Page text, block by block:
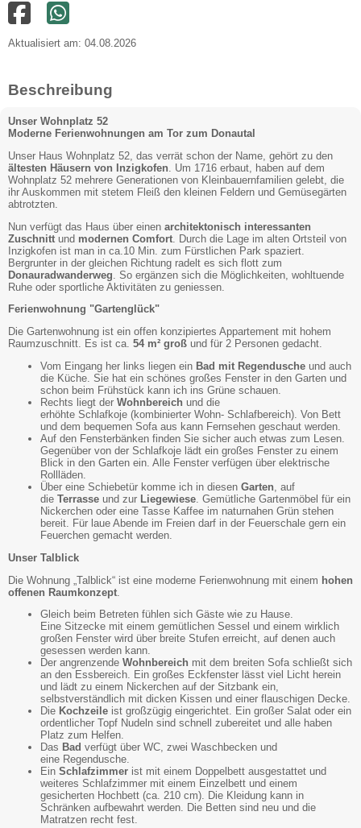
Aktualisiert am: 04.08.2026
Beschreibung
Unser Wohnplatz 52
Moderne Ferienwohnungen am Tor zum Donautal
Unser Haus Wohnplatz 52, das verrät schon der Name, gehört zu den
ältesten Häusern von Inzigkofen . Um 1716 erbaut, haben auf dem
Wohnplatz 52 mehrere Generationen von Kleinbauernfamilien gelebt, die
ihr Auskommen mit stetem Fleiß den kleinen Feldern und Gemüsegärten
abtrotzten.
Nun verfügt das Haus über einen architektonisch interessanten
Zuschnitt und modernen Comfort . Durch die Lage im alten Ortsteil von
Inzigkofen ist man in ca.10 Min. zum Fürstlichen Park spaziert.
Bergrunter in der gleichen Richtung radelt es sich flott zum
Donauradwanderweg . So ergänzen sich die Möglichkeiten, wohltuende
Ruhe oder sportliche Aktivitäten zu geniessen.
Ferienwohnung "Gartenglück"
Die Gartenwohnung ist ein offen konzipiertes Appartement mit hohem
Raumzuschnitt. Es ist ca. 54 m² groß und für 2 Personen gedacht.
Vom Eingang her links liegen ein Bad mit Regendusche und auch
die Küche. Sie hat ein schönes großes Fenster in den Garten und
schon beim Frühstück kann ich ins Grüne schauen.
Rechts liegt der Wohnbereich und die
erhöhte Schlafkoje (kombinierter Wohn- Schlafbereich). Von Bett
und dem bequemen Sofa aus kann Fernsehen geschaut werden.
Auf den Fensterbänken finden Sie sicher auch etwas zum Lesen.
Gegenüber von der Schlafkoje lädt ein großes Fenster zu einem
Blick in den Garten ein. Alle Fenster verfügen über elektrische
Rollläden.
Über eine Schiebetür komme ich in diesen Garten , auf
die Terrasse und zur Liegewiese . Gemütliche Gartenmöbel für ein
Nickerchen oder eine Tasse Kaffee im naturnahen Grün stehen
bereit. Für laue Abende im Freien darf in der Feuerschale gern ein
Feuerchen gemacht werden.
Unser Talblick
Die Wohnung „Talblick“ ist eine moderne Ferienwohnung mit einem hohen
offenen Raumkonzept
Gleich beim Betreten fühlen sich Gäste wie zu Hause.
Eine Sitzecke mit einem gemütlichen Sessel und einem wirklich
großen Fenster wird über breite Stufen erreicht, auf denen auch
gesessen werden kann.
Der angrenzende Wohnbereich mit dem breiten Sofa schließt sich
an den Essbereich. Ein großes Eckfenster lässt viel Licht herein
und lädt zu einem Nickerchen auf der Sitzbank ein,
selbstverständlich mit dicken Kissen und einer flauschigen Decke.
Die Kochzeile ist großzügig eingerichtet. Ein großer Salat oder ein
ordentlicher Topf Nudeln sind schnell zubereitet und alle haben
Platz zum Helfen.
Das Bad verfügt über WC, zwei Waschbecken und
eine Regendusche.
Ein Schlafzimmer ist mit einem Doppelbett ausgestattet und
weiteres Schlafzimmer mit einem Einzelbett und einem
gesicherten Hochbett (ca. 210 cm). Die Kleidung kann in
Schränken aufbewahrt werden. Die Betten sind neu und die
Matratzen recht fest.